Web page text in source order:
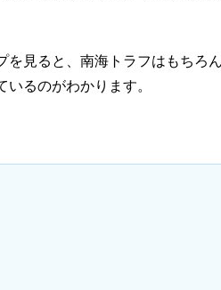
を見ると、南海トラフはもちろ
るのがわかります。